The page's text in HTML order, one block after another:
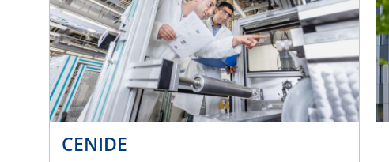
CENIDE